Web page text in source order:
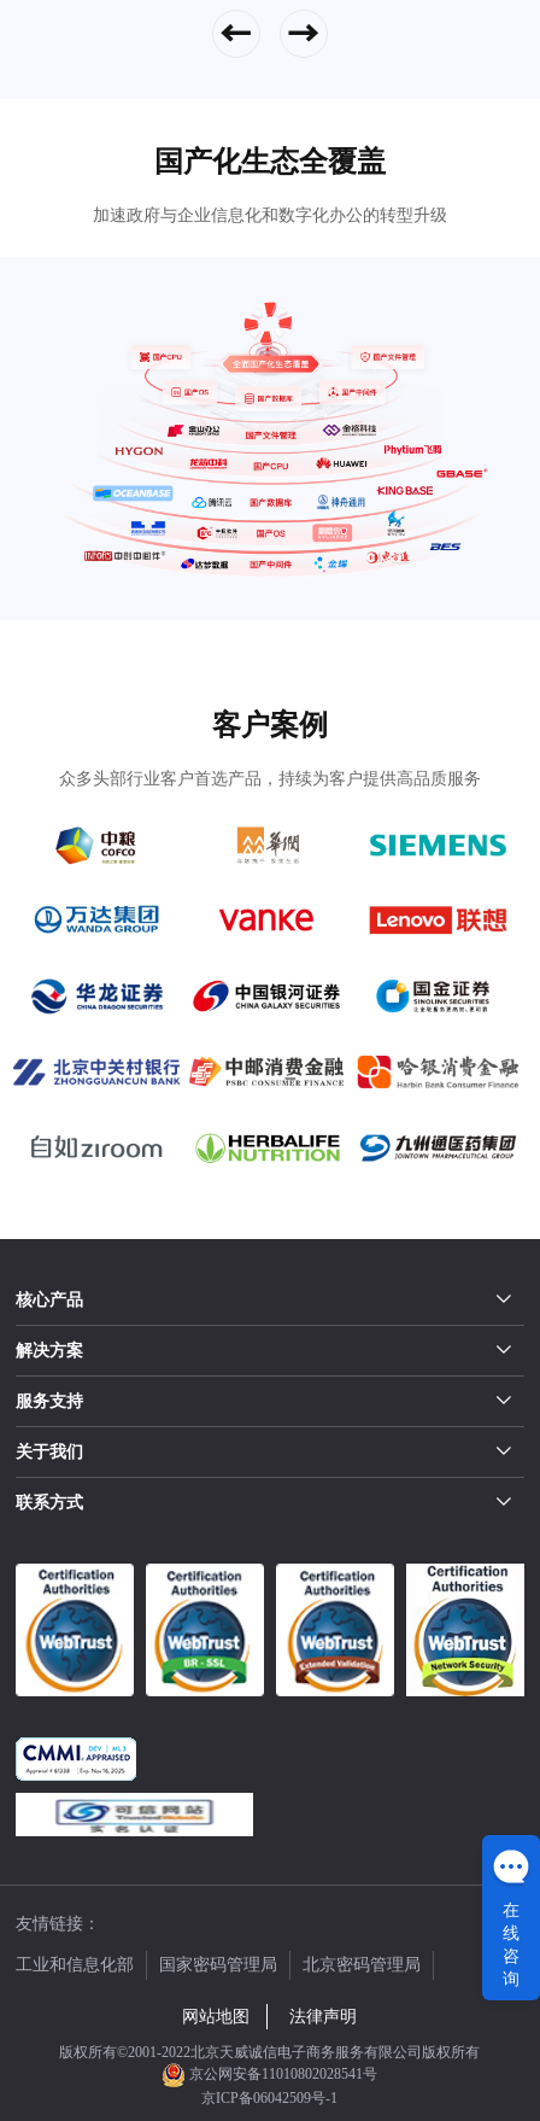
国产化生态全覆盖
加速政府与企业信息化和数字化办公的转型升级
客户案例
众多头部行业客户首选产品，持续为客户提供高品质服务
核心产品
解决方案
服务支持
关于我们
联系方式
友情链接：
工业和信息化部 国家密码管理局
北京密码管理局
网站地图
法律声明
版权所有©2001-2022北京天威诚信电子商务服务有限公司版权所有
京公网安备11010802028541号
京ICP备06042509号-1
在
线
咨
询